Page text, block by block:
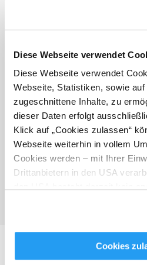
Diese Webseite verwendet
Diese Webseite verwendet
Webseite, Statistiken, sowie
zugeschnittene Inhalte, zu
dieser Daten erfolgt
Klick auf „Cookies zulassen“
Webseite weiterhin in vollem
Cookies werden – mit Ihrer
Drittanbietern in den USA
dass staatliche
Meta Platforms, Inc.) treffen,
Kontroll- und
Cookies